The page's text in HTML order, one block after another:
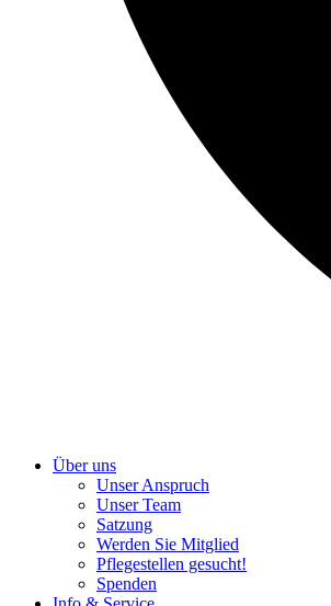
Über uns
Unser Anspruch
Unser Team
Satzung
Werden Sie Mitglied
Pflegestellen gesucht!
Spenden